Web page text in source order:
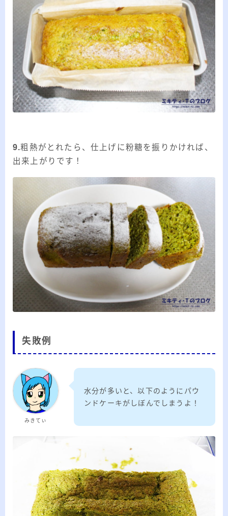
9.粗熱がとれたら、仕上げに粉糖を振りかければ、
出来上がりです！
失敗例
みきてぃ
水分が多いと、以下のようにパウ
ンドケーキがしぼんでしまうよ！